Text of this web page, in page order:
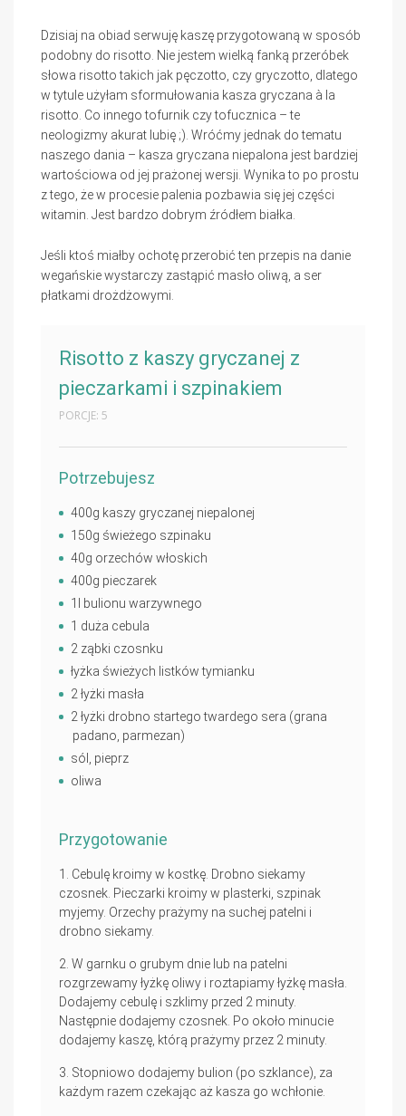
Dzisiaj na obiad serwuję kaszę przygotowaną w sposób
podobny do risotto. Nie jestem wielką fanką przeróbek
słowa risotto takich jak pęczotto, czy gryczotto, dlatego
w tytule użyłam sformułowania kasza gryczana à la
risotto. Co innego tofurnik czy tofucznica – te
neologizmy akurat lubię ;). Wróćmy jednak do tematu
naszego dania – kasza gryczana niepalona jest bardziej
wartościowa od jej prażonej wersji. Wynika to po prostu
z tego, że w procesie palenia pozbawia się jej części
witamin. Jest bardzo dobrym źródłem białka.
Jeśli ktoś miałby ochotę przerobić ten przepis na danie
wegańskie wystarczy zastąpić masło oliwą, a ser
płatkami drożdżowymi.
Risotto z kaszy gryczanej z
pieczarkami i szpinakiem
PORCJE: 5
Potrzebujesz
400g kaszy gryczanej niepalonej
150g świeżego szpinaku
40g orzechów włoskich
400g pieczarek
1l bulionu warzywnego
1 duża cebula
2 ząbki czosnku
łyżka świeżych listków tymianku
2 łyżki masła
2 łyżki drobno startego twardego sera (grana
padano, parmezan)
sól, pieprz
oliwa
Przygotowanie
Cebulę kroimy w kostkę. Drobno siekamy
czosnek. Pieczarki kroimy w plasterki, szpinak
myjemy. Orzechy prażymy na suchej patelni i
drobno siekamy.
W garnku o grubym dnie lub na patelni
rozgrzewamy łyżkę oliwy i roztapiamy łyżkę masła.
Dodajemy cebulę i szklimy przed 2 minuty.
Następnie dodajemy czosnek. Po około minucie
dodajemy kaszę, którą prażymy przez 2 minuty.
Stopniowo dodajemy bulion (po szklance), za
każdym razem czekając aż kasza go wchłonie.